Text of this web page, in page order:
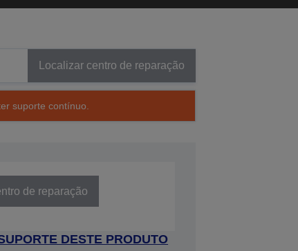
Localizar centro de reparação
suporte contínuo.
de reparação
DESTE PRODUTO